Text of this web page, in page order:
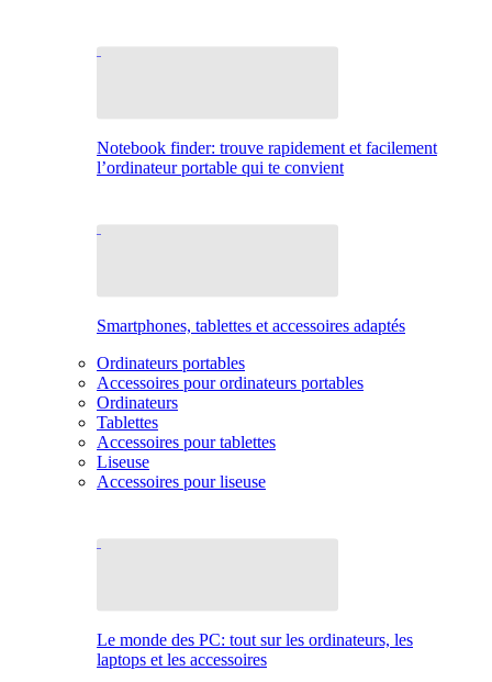
Notebook finder: trouve rapidement et facilement
l’ordinateur portable qui te convient
Smartphones, tablettes et accessoires adaptés
Ordinateurs portables
Accessoires pour ordinateurs portables
Ordinateurs
Tablettes
Accessoires pour tablettes
Liseuse
Accessoires pour liseuse
Le monde des PC: tout sur les ordinateurs, les
laptops et les accessoires